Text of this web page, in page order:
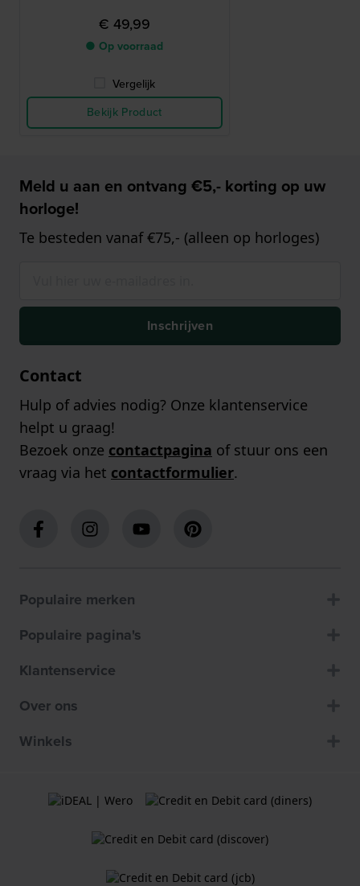
€ 49,99
● Op voorraad
Vergelijk
Bekijk Product
Meld u aan en ontvang €5,- korting op uw
horloge!
Te besteden vanaf €75,- (alleen op horloges)
Inschrijven
Contact
Hulp of advies nodig? Onze klantenservice
helpt u graag!
Bezoek onze contactpagina of stuur ons een
vraag via het contactformulier.
Populaire merken
Populaire pagina's
Klantenservice
Over ons
Winkels